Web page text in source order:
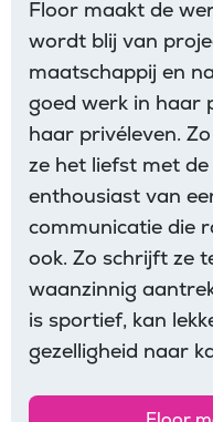
Floor maakt de
wordt blij van
maatschappij en
goed werk in haar
haar privéleven.
ze het liefst met
enthousiast van
communicatie die
ook. Zo schrijft ze
waanzinnig
is sportief, kan
gezelligheid naar